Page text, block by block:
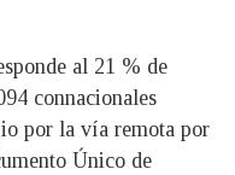
al 21 % de
connacionales
por la vía remota por
Único de